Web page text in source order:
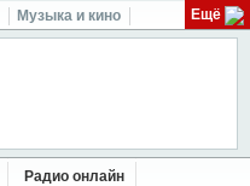
Музыка и кино Ещё
Радио онлайн